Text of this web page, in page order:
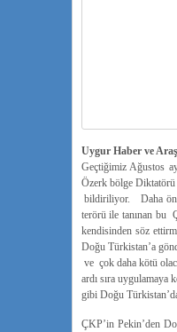
Uygur Haber ve
Geçtiğimiz Ağustos
Özerk bölge Diktatörü
bildiriliyor. Daha
terörü ile tanınan bu
kendisinden söz
Doğu Türkistan’a
ve çok daha kötü
ardı sıra uygulamaya
gibi Doğu
ÇKP’in Pekin’den